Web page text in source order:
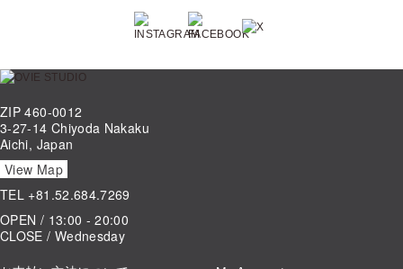
ZIP 460-0012
3-27-14 Chiyoda Nakaku
Aichi, Japan
View Map
TEL +81.52.684.7269
OPEN / 13:00 - 20:00
CLOSE / Wednesday